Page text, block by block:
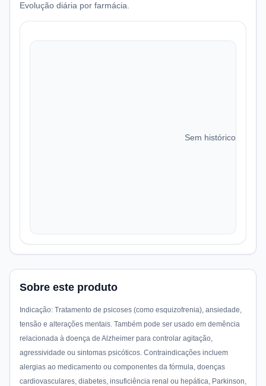
Evolução diária por farmácia.
Sem histórico de
Sobre este produto
Indicação: Tratamento de psicoses (como esquizofrenia), ansiedade,
tensão e alterações mentais. Também pode ser usado em demência
relacionada à doença de Alzheimer para controlar agitação,
agressividade ou sintomas psicóticos. Contraindicações incluem
alergias ao medicamento ou componentes da fórmula, doenças
cardiovasculares, diabetes, insuficiência renal ou hepática, Parkinson,